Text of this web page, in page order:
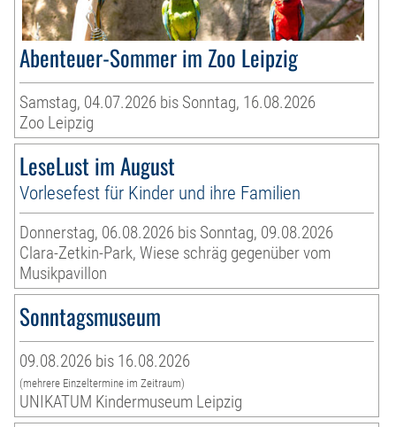
Abenteuer-Sommer im Zoo Leipzig
Samstag, 04.07.2026 bis Sonntag, 16.08.2026
Zoo Leipzig
LeseLust im August
Vorlesefest für Kinder und ihre Familien
Donnerstag, 06.08.2026 bis Sonntag, 09.08.2026
Clara-Zetkin-Park, Wiese schräg gegenüber vom
Musikpavillon
Sonntagsmuseum
09.08.2026 bis 16.08.2026
(mehrere Einzeltermine im Zeitraum)
UNIKATUM Kindermuseum Leipzig